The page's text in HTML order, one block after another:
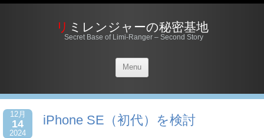
リミレンジャーの秘密基地
Secret Base of Limi-Ranger – Second Story
Menu
12月
14
2024
iPhone SE（初代）を検討